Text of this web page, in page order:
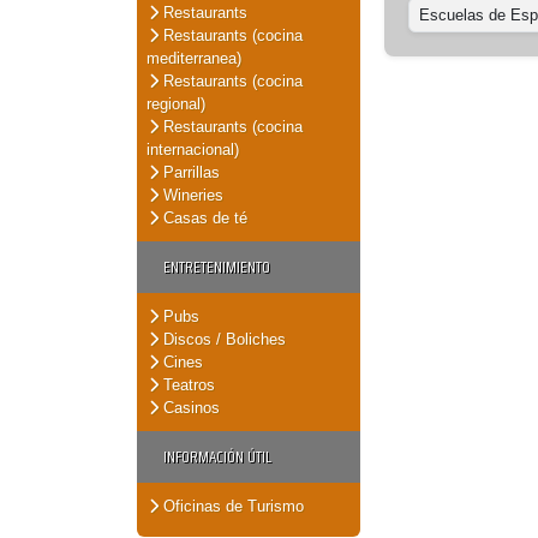
Restaurants
Restaurants (cocina
mediterranea)
Restaurants (cocina
regional)
Restaurants (cocina
internacional)
Parrillas
Wineries
Casas de té
ENTRETENIMIENTO
Pubs
Discos / Boliches
Cines
Teatros
Casinos
INFORMACIÓN ÚTIL
Oficinas de Turismo
Escuelas de